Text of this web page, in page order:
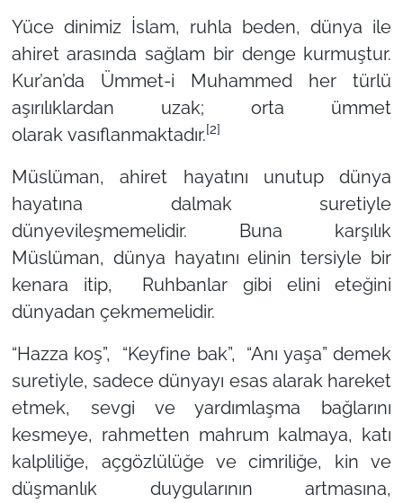
Yüce dinimiz İslam, ruhla beden, dünya ile
ahiret arasında sağlam bir denge kurmuştur.
Kur’an’da Ümmet-i Muhammed her türlü
aşırılıklardan uzak; orta ümmet
olarak vasıflanmaktadır.[2]
Müslüman, ahiret hayatını unutup dünya
hayatına dalmak suretiyle
dünyevileşmemelidir. Buna karşılık
Müslüman, dünya hayatını elinin tersiyle bir
kenara itip, Ruhbanlar gibi elini eteğini
dünyadan çekmemelidir.
“Hazza koş”, “Keyfine bak”, “Anı yaşa” demek
suretiyle, sadece dünyayı esas alarak hareket
etmek, sevgi ve yardımlaşma bağlarını
kesmeye, rahmetten mahrum kalmaya, katı
kalpliliğe, açgözlülüğe ve cimriliğe, kin ve
düşmanlık duygularının artmasına,